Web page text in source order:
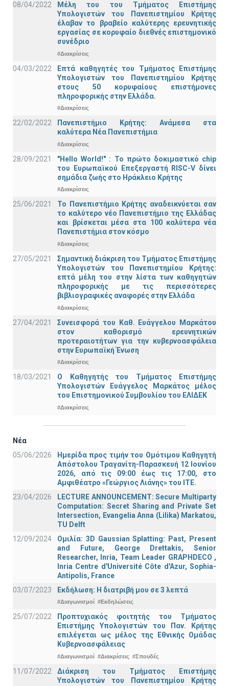
08/04/2022
Μέλη του του Τμήματος Επιστήμης
Υπολογιστών του Πανεπιστημίου Κρήτης
έλαβαν το βραβείο καλύτερης ερευνητικής
εργασίας σε κορυφαίο διεθνές επιστημονικό
συνέδριο
#Διακρίσεις
04/03/2022
Επτά καθηγητές του Τμήματος Επιστήμης
Υπολογιστών του Πανεπιστημίου Κρήτης
στους 50 κορυφαίους επιστήμονες
πληροφορικής στην Ελλάδα.
#Διακρίσεις
22/02/2022
Πανεπιστήμιο Κρήτης: Ανάμεσα στα
καλύτερα Νέα Πανεπιστήμια
#Διακρίσεις
28/09/2021
"Hello World!" : Το πρώτο δοκιμαστικό chip
του Ευρωπαϊκού Επεξεργαστή RISC-V δίνει
σημάδια ζωής στο Ηράκλειο Κρήτης
#Διακρίσεις
25/06/2021
Το Πανεπιστήμιο Κρήτης αναδεικνύεται σαν
το καλύτερο νέο Πανεπιστήμιο της Ελλάδας
και βρίσκεται μέσα στα 100 καλύτερα νέα
Πανεπιστήμια στον κόσμο
#Διακρίσεις
27/05/2021
Σημαντική διάκριση του Τμήματος Επιστήμης
Υπολογιστών του Πανεπιστημίου Κρήτης:
επτά μέλη του στην λίστα των καθηγητών
πληροφορικής με τις περισσότερες
βιβλιογραφικές αναφορές στην Ελλάδα
#Διακρίσεις
27/04/2021
Συνεισφορά του Καθ. Ευάγγελου Μαρκάτου
στον καθορισμό ερευνητικών
προτεραιοτήτων για την κυβερνοασφάλεια
στην Ευρωπαϊκή Ένωση
#Διακρίσεις
18/03/2021
Ο Καθηγητής του Τμήματος Επιστήμης
Υπολογιστών Ευάγγελος Μαρκάτος μέλος
του Επιστημονικού Συμβουλίου του ΕΛΙΔΕΚ
#Διακρίσεις
Νέα
05/06/2026
Ημερίδα προς τιμήν του Ομότιμου Καθηγητή
Απόστολου Τραγανίτη-Παρασκευή 12 Ιουνίου
2026, από τις 09:00 έως τις 17:00, στο
Αμφιθέατρο «Γεώργιος Λιάνης» του ΙΤΕ.
23/04/2026
LECTURE ANNOUNCEMENT: Secure Multiparty
Computation: Secret Sharing and Private Set
Intersection, Evangelia Anna (Lilika) Markatou,
TU Delft
12/09/2024
Ομιλία: 3D Gaussian Splatting: Past, Present
and Future, George Drettakis, Senior
Researcher, Inria, Team Leader GRAPHDECO ,
Inria Centre d'Université Côte d'Azur, Sophia-
Antipolis, France
03/07/2023
Εκδήλωση: Η διατριβή μου σε 3 λεπτά
#Διαγωνισμοί #Εκδηλώσεις
25/07/2022
Προπτυχιακός φοιτητής του Τμήματος
Επιστήμης Υπολογιστών του Παν. Κρήτης
επιλέγεται ως μέλος της Εθνικής Ομάδας
Κυβερνοασφάλειας
#Διαγωνισμοί #Διακρίσεις #Σπουδές
11/07/2022
Διάκριση του Τμήματος Επιστήμης
Υπολογιστών του Πανεπιστημίου Κρήτης